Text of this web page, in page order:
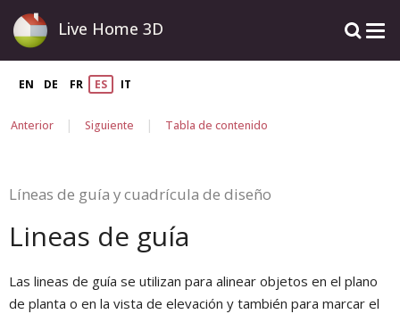
Live Home 3D
EN DE FR ES IT
Anterior | Siguiente | Tabla de contenido
Líneas de guía y cuadrícula de diseño
Lineas de guía
Las lineas de guía se utilizan para alinear objetos en el plano
de planta o en la vista de elevación y también para marcar el